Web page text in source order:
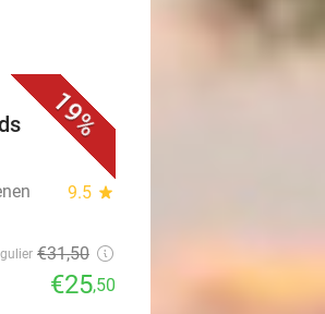
19%
9.5 star
€31,50
€25,50